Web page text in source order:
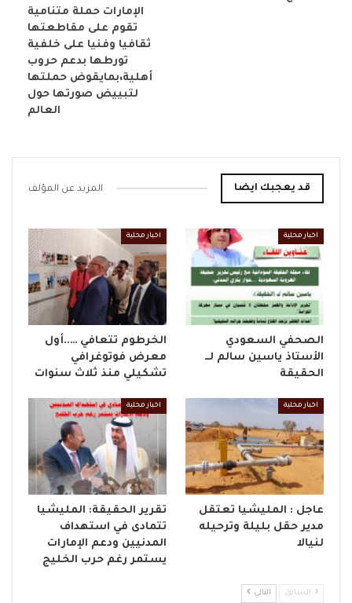
الإمارات حملة متنامية
تقوم على مقاطعتها
ثقافيا وفنيا على خلفية
تورطها بدعم حروب
أهلية،بمايقوض حملتها
لتبييض صورتها حول
العالم
قد يعجبك ايضا المزيد عن المؤلف
اخبار محلية
الصحفي السعودي
الأستاذ ياسين سالم لــ
الحقيقة
اخبار محلية
الخرطوم تتعافي …..أول
معرض فوتوغرافي
تشكيلي منذ ثلاث سنوات
اخبار محلية
عاجل : المليشيا تعتقل
مدير حقل بليلة وترحيله
لنيالا
اخبار محلية
تقرير الحقيقة: المليشيا
تتمادى في استهداف
المدنيين ودعم الإمارات
يستمر رغم حرب الخليج
السابق التالي